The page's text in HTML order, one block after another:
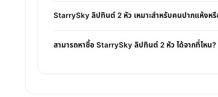
StarrySky ลิปทินต์ 2 หัว เหมาะสำหรับคนปากแห้งหรื
สามารถหาซื้อ StarrySky ลิปทินต์ 2 หัว ได้จากที่ไหน?